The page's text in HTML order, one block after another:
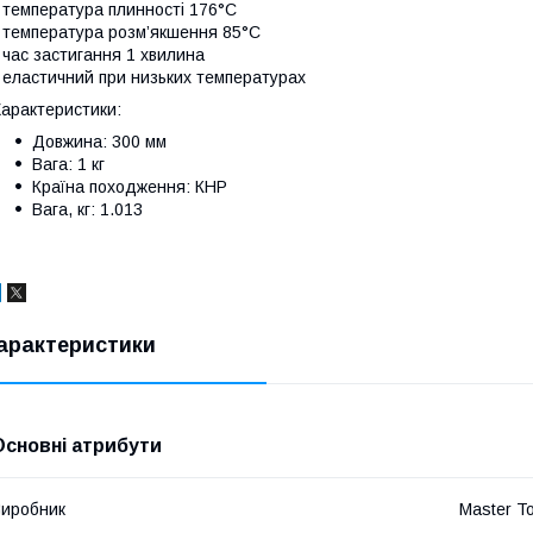
температура плинності 176°С
температура розм’якшення 85°С
час застигання 1 хвилина
еластичний при низьких температурах
Довжина: 300 мм
Вага: 1 кг
Країна походження: КНР
Вага, кг: 1.013
атрибути
Master